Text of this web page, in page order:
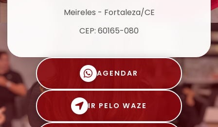
Meireles - Fortaleza/CE
CEP: 60165-080
AGENDAR
IR PELO WAZE